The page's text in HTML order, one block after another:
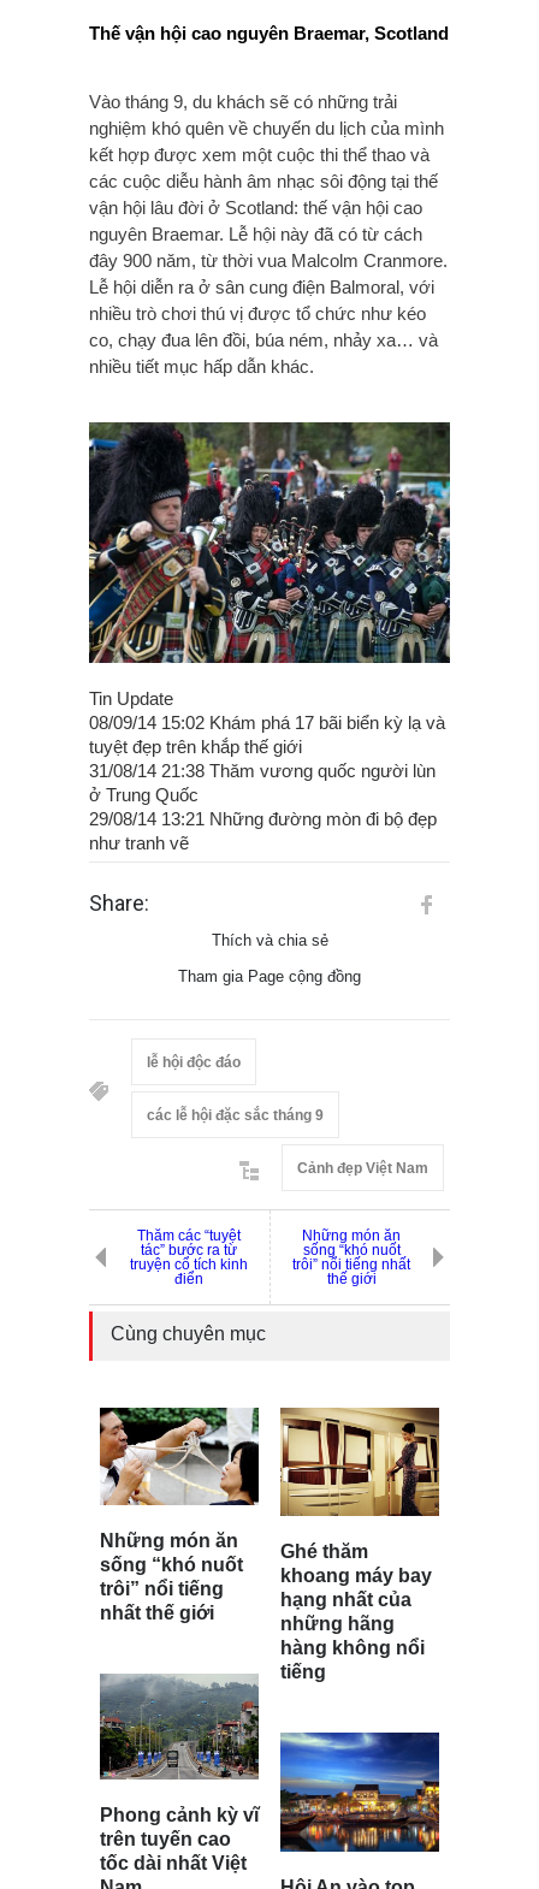
Thế vận hội cao nguyên Braemar, Scotland
Vào tháng 9, du khách sẽ có những trải
nghiệm khó quên về chuyến du lịch của mình
kết hợp được xem một cuộc thi thể thao và
các cuộc diễu hành âm nhạc sôi động tại thế
vận hội lâu đời ở Scotland: thế vận hội cao
nguyên Braemar. Lễ hội này đã có từ cách
đây 900 năm, từ thời vua Malcolm Cranmore.
Lễ hội diễn ra ở sân cung điện Balmoral, với
nhiều trò chơi thú vị được tổ chức như kéo
co, chạy đua lên đồi, búa ném, nhảy xa… và
nhiều tiết mục hấp dẫn khác.
Tin Update
08/09/14 15:02 Khám phá 17 bãi biển kỳ lạ và
tuyệt đẹp trên khắp thế giới
31/08/14 21:38 Thăm vương quốc người lùn
ở Trung Quốc
29/08/14 13:21 Những đường mòn đi bộ đẹp
như tranh vẽ
Share:
Thích và chia sẻ
Tham gia Page cộng đồng
lễ hội độc đáo
các lễ hội đặc sắc tháng 9
Cảnh đẹp Việt Nam
Thăm các “tuyệt
tác” bước ra từ
truyện cổ tích kinh
điển
Những món ăn
sống “khó nuốt
trôi” nổi tiếng nhất
thế giới
Cùng chuyên mục
Những món ăn
sống “khó nuốt
trôi” nổi tiếng
nhất thế giới
Phong cảnh kỳ vĩ
trên tuyến cao
tốc dài nhất Việt
Ghé thăm
khoang máy bay
hạng nhất của
những hãng
hàng không nổi
tiếng